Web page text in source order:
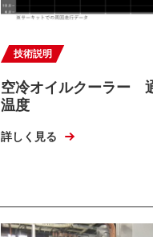
技術説明
空冷オイルクーラー
温度
詳しく見る